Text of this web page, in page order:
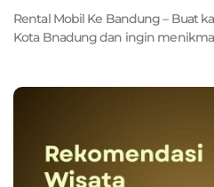
Rental Mobil Ke Bandung – Buat
Kota Bnadung dan ingin